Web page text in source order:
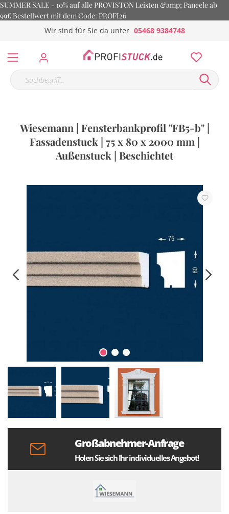
SUMMER SALE - 10% auf alle PROVISTON Leisten &amp; Paneele ab
99€ Bestellwert mit dem Code: PROFI26
Wir sind für Sie da unter 05468 9384748
Wiesemann | Fensterbankprofil "FB5-b" |
Fassadenstuck | 75 x 80 x 2000 mm |
Außenstuck | Beschichtet
Großabnehmer-Anfrage
Holen Sie sich Ihr individuelles Angebot!